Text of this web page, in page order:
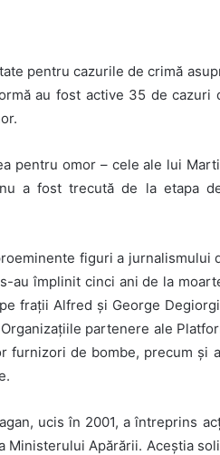
pentru cazurile de crimă
au fost active 35 de cazuri
omor – cele ale lui
a fost trecută de la etapa
figuri a jurnalismului
au împlinit cinci ani de la
frații Alfred și George
partenere ale
furnizori de bombe, precum și
ucis în 2001, a întreprins
Apărării. Aceștia